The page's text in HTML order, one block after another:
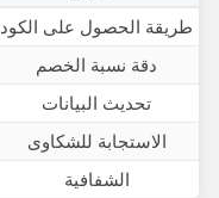
طريقة الحصول على الكود
دقة نسبة الخصم
تحديث البيانات
الاستجابة للشكاوى
الشفافية